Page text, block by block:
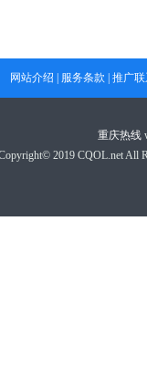
网站介绍 服务条款 推广
重庆热线
2019 CQOL.net All